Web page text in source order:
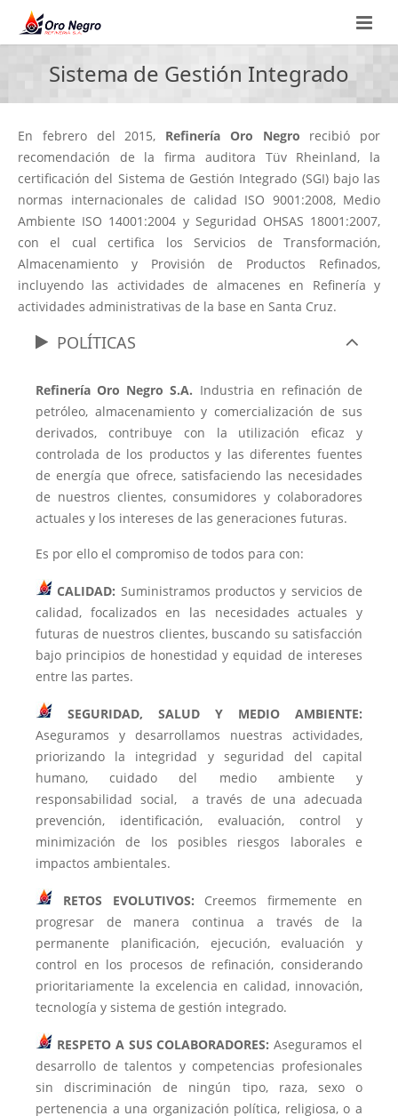
Inicio
Quiénes Somos
La Empresa
Refinería Oro Negro
Sistema de Gestión Integrado
Certificaciones
Servicios y Productos
Carburantes
Transporte por Ductos
Seguridad y Medio Ambiente
Contacto
Ubicación Refinería
Ubicación Oficinas
Trabaje con nosotros
Sistema de Gestión Integrado
En febrero del 2015, Refinería Oro Negro recibió por
recomendación de la firma auditora Tüv Rheinland, la
certificación del Sistema de Gestión Integrado (SGI) bajo las
normas internacionales de calidad ISO 9001:2008, Medio
Ambiente ISO 14001:2004 y Seguridad OHSAS 18001:2007,
con el cual certifica los Servicios de Transformación,
Almacenamiento y Provisión de Productos Refinados,
incluyendo las actividades de almacenes en Refinería y
actividades administrativas de la base en Santa Cruz.
POLÍTICAS
Refinería Oro Negro S.A. Industria en refinación de
petróleo, almacenamiento y comercialización de sus
derivados, contribuye con la utilización eficaz y
controlada de los productos y las diferentes fuentes
de energía que ofrece, satisfaciendo las necesidades
de nuestros clientes, consumidores y colaboradores
actuales y los intereses de las generaciones futuras.
Es por ello el compromiso de todos para con:
CALIDAD: Suministramos productos y servicios de
calidad, focalizados en las necesidades actuales y
futuras de nuestros clientes, buscando su satisfacción
bajo principios de honestidad y equidad de intereses
entre las partes.
SEGURIDAD, SALUD Y MEDIO AMBIENTE:
Aseguramos y desarrollamos nuestras actividades,
priorizando la integridad y seguridad del capital
humano, cuidado del medio ambiente y
responsabilidad social, a través de una adecuada
prevención, identificación, evaluación, control y
minimización de los posibles riesgos laborales e
impactos ambientales.
RETOS EVOLUTIVOS: Creemos firmemente en
progresar de manera continua a través de la
permanente planificación, ejecución, evaluación y
control en los procesos de refinación, considerando
prioritariamente la excelencia en calidad, innovación,
tecnología y sistema de gestión integrado.
RESPETO A SUS COLABORADORES:Aseguramos el
desarrollo de talentos y competencias profesionales
sin discriminación de ningún tipo, raza, sexo o
pertenencia a una organización política, religiosa, o a